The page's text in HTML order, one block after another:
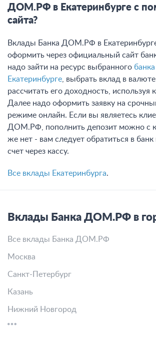
ДОМ.РФ в Екатеринбурге с
сайта?
Вклады Банка ДОМ.РФ в
оформить через официальный сайт
надо зайти на ресурс выбранного
Екатеринбурге , выбрать вклад в
рассчитать его доходность, используя
Далее надо оформить заявку на
режиме онлайн. Если вы являетесь
ДОМ.РФ, пополнить депозит можно с
же нет - вам следует обратиться в
счет через кассу.
Все вклады Екатеринбурга.
Вклады Банка ДОМ.РФ в
Все вклады Банка ДОМ.РФ
Москва
Санкт-Петербург
Казань
Нижний Новгород